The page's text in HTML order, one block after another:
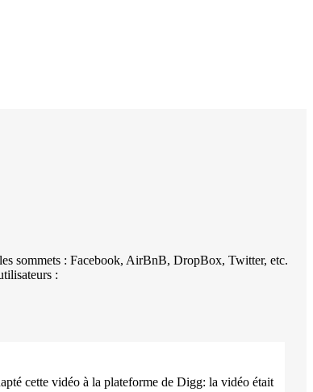
sommets : Facebook, AirBnB, DropBox, Twitter, etc.
:
cette vidéo à la plateforme de Digg: la vidéo était